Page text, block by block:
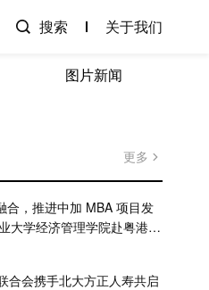
搜索 关于我们
图片新闻
更多
合，推进中加 MBA 项目发
学经济管理学院赴粤港澳
合会携手北大方正人寿共启